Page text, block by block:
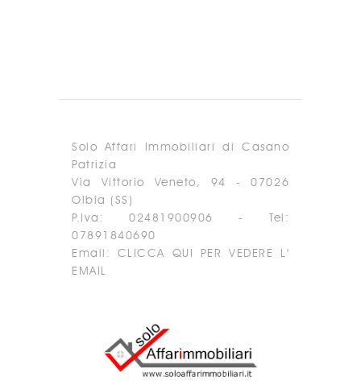
Solo Affari Immobiliari di Casano
Patrizia
Via Vittorio Veneto, 94 - 07026
Olbia (SS)
P.Iva: 02481900906 - Tel:
07891840690
Email: CLICCA QUI PER VEDERE L'
EMAIL